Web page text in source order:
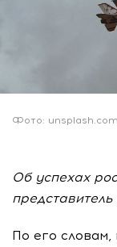
Фото: unsplash.com
Об успехах
По его словам,